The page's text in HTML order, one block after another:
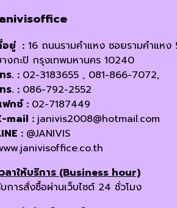
อยู่ : 16 ถนนรามคำแหง ซอยรามคำแห
งกะปิ กรุงเทพมหานคร 10240
ร. : 02-3183655 , 081-866-7072,
ร. : 086-792-2552
กซ์ : 02-7187449
mail : janivis2008@hotmail.com
: @JANIVIS
ลาให้บริการ (Business hour)
การสั่งซื้อผ่านเว็บไซต์ 24 ชั่วโมง